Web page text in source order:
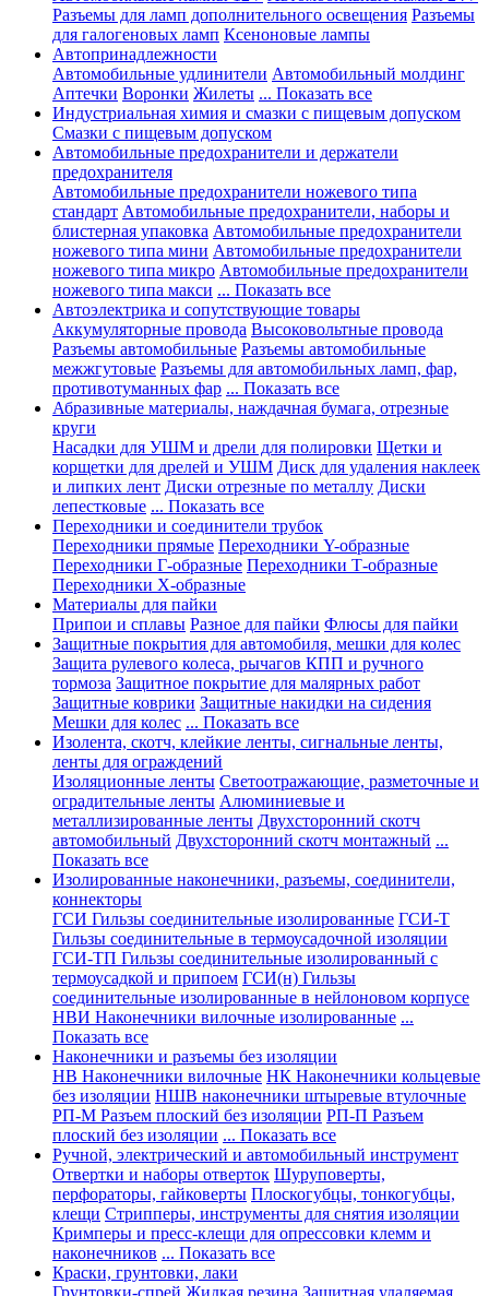
Разъемы для ламп дополнительного освещения Разъемы
для галогеновых ламп Ксеноновые лампы
Автопринадлежности
Автомобильные удлинители Автомобильный молдинг
Аптечки Воронки Жилеты ... Показать все
Индустриальная химия и смазки с пищевым допуском
Смазки с пищевым допуском
Автомобильные предохранители и держатели
предохранителя
Автомобильные предохранители ножевого типа
стандарт Автомобильные предохранители, наборы и
блистерная упаковка Автомобильные предохранители
ножевого типа мини Автомобильные предохранители
ножевого типа микро Автомобильные предохранители
ножевого типа макси ... Показать все
Автоэлектрика и сопутствующие товары
Аккумуляторные провода Высоковольтные провода
Разъемы автомобильные Разъемы автомобильные
межжгутовые Разъемы для автомобильных ламп, фар,
противотуманных фар ... Показать все
Абразивные материалы, наждачная бумага, отрезные
круги
Насадки для УШМ и дрели для полировки Щетки и
корщетки для дрелей и УШМ Диск для удаления наклеек
и липких лент Диски отрезные по металлу Диски
лепестковые ... Показать все
Переходники и соединители трубок
Переходники прямые Переходники Y-образные
Переходники Г-образные Переходники Т-образные
Переходники Х-образные
Материалы для пайки
Припои и сплавы Разное для пайки Флюсы для пайки
Защитные покрытия для автомобиля, мешки для колес
Защита рулевого колеса, рычагов КПП и ручного
тормоза Защитное покрытие для малярных работ
Защитные коврики Защитные накидки на сидения
Мешки для колес ... Показать все
Изолента, скотч, клейкие ленты, сигнальные ленты,
ленты для ограждений
Изоляционные ленты Светоотражающие, разметочные и
оградительные ленты Алюминиевые и
металлизированные ленты Двухсторонний скотч
автомобильный Двухсторонний скотч монтажный ...
Показать все
Изолированные наконечники, разъемы, соединители,
коннекторы
ГСИ Гильзы соединительные изолированные ГСИ-Т
Гильзы соединительные в термоусадочной изоляции
ГСИ-ТП Гильзы соединительные изолированный с
термоусадкой и припоем ГСИ(н) Гильзы
соединительные изолированные в нейлоновом корпусе
НВИ Наконечники вилочные изолированные ...
Показать все
Наконечники и разъемы без изоляции
НВ Наконечники вилочные НК Наконечники кольцевые
без изоляции НШВ наконечники штыревые втулочные
РП-М Разъем плоский без изоляции РП-П Разъем
плоский без изоляции ... Показать все
Ручной, электрический и автомобильный инструмент
Отвертки и наборы отверток Шуруповерты,
перфораторы, гайковерты Плоскогубцы, тонкогубцы,
клещи Стрипперы, инструменты для снятия изоляции
Кримперы и пресс-клещи для опрессовки клемм и
наконечников ... Показать все
Краски, грунтовки, лаки
Грунтовки-спрей Жидкая резина Защитная удаляемая